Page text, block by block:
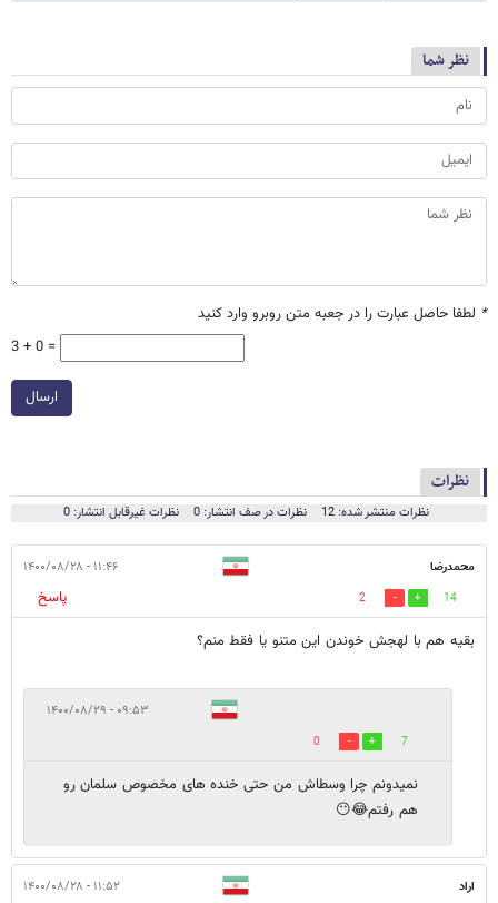
نظر شما
* لطفا حاصل عبارت را در جعبه متن روبرو وارد کنید
3 + 0 =
ارسال
نظرات
نظرات منتشر شده: 12 نظرات در صف انتشار: 0 نظرات غیرقابل انتشار: 0
محمدرضا ۱۱:۴۶ - ۱۴۰۰/۰۸/۲۸
14
2
پاسخ
بقیه هم با لهجش خوندن این متنو یا فقط منم؟
۰۹:۵۳ - ۱۴۰۰/۰۸/۲۹
7
0
نمیدونم چرا وسطاش من حتی خنده های مخصوص سلمان رو
هم رفتم😂😶
اراد ۱۱:۵۲ - ۱۴۰۰/۰۸/۲۸